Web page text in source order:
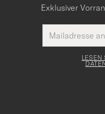
Exklusiver
Mail
Adresse
Pflichtfeld
LESEN